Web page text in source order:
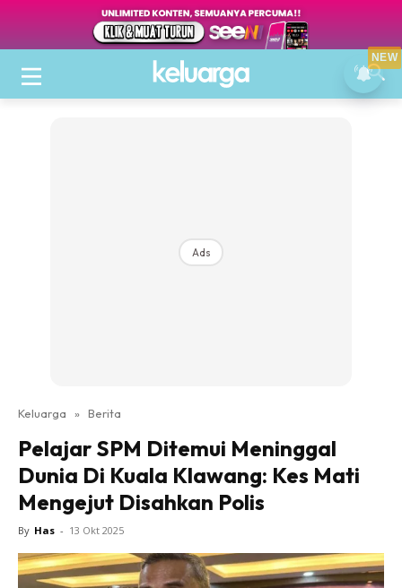
Ads
Keluarga » Berita
Pelajar SPM Ditemui Meninggal
Dunia Di Kuala Klawang: Kes Mati
Mengejut Disahkan Polis
By Has - 13 Okt 2025
NEW